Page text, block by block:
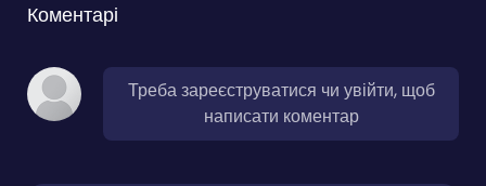
Коментарі
Треба зареєструватися чи увійти, щоб
написати коментар